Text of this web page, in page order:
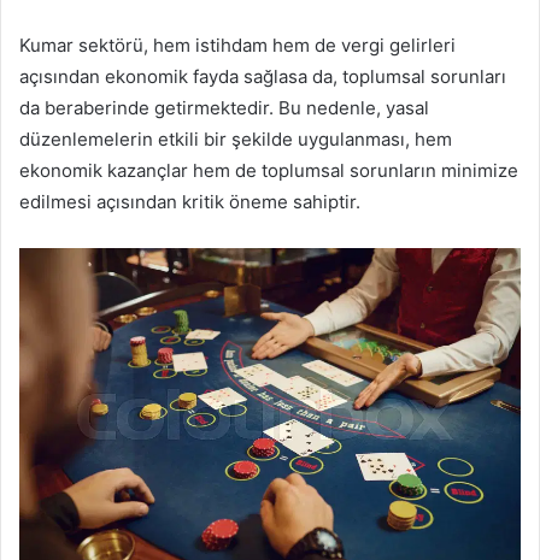
Kumar sektörü, hem istihdam hem de vergi gelirleri
açısından ekonomik fayda sağlasa da, toplumsal sorunları
da beraberinde getirmektedir. Bu nedenle, yasal
düzenlemelerin etkili bir şekilde uygulanması, hem
ekonomik kazançlar hem de toplumsal sorunların minimize
edilmesi açısından kritik öneme sahiptir.